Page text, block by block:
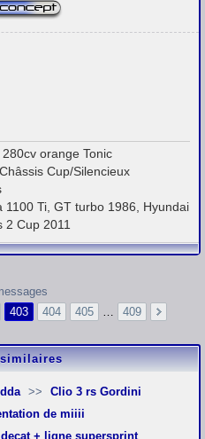
orange Tonic
Châssis Cup/Silencieux
Ti, GT turbo 1986, Hyundai
2 Cup 2011
403 404 405 409
Clio 3 rs Gordini
de miiii
decat + ligne supersprint